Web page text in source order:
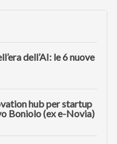
dell’AI: le 6 nuove
hub per startup
Boniolo (ex e-Novia)